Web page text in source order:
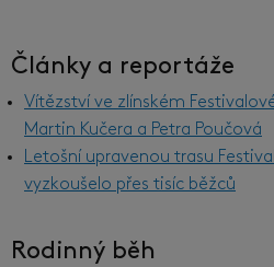
Články a reportáže
Vítězství ve zlínském
Martin Kučera a Petra Poučová
Letošní upravenou trasu
vyzkoušelo přes tisíc běžců
Rodinný běh